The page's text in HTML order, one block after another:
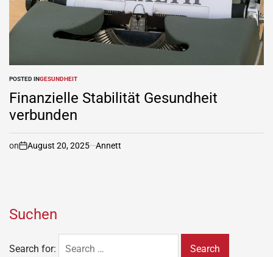
POSTED INGESUNDHEIT
Finanzielle Stabilität Gesundheit
verbunden
on August 20, 2025 Annett
Suchen
Search for: